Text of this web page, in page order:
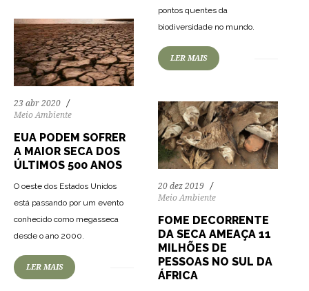
pontos quentes da
biodiversidade no mundo.
LER MAIS
23 abr 2020
Meio Ambiente
EUA PODEM SOFRER
A MAIOR SECA DOS
ÚLTIMOS 500 ANOS
O oeste dos Estados Unidos
está passando por um evento
conhecido como megasseca
desde o ano 2000.
LER MAIS
20 dez 2019
Meio Ambiente
FOME DECORRENTE
DA SECA AMEAÇA 11
MILHÕES DE
PESSOAS NO SUL DA
ÁFRICA